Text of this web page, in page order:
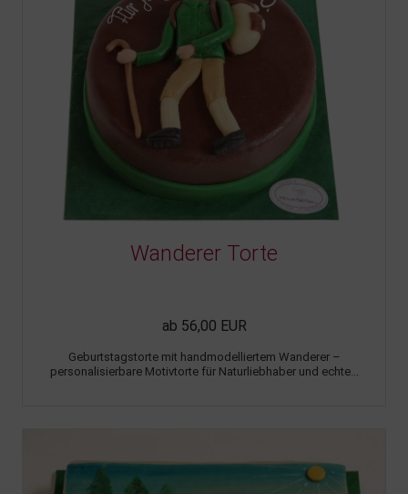
Wanderer Torte
ab 56,00 EUR
Geburtstagstorte mit handmodelliertem Wanderer –
personalisierbare Motivtorte für Naturliebhaber und echte...